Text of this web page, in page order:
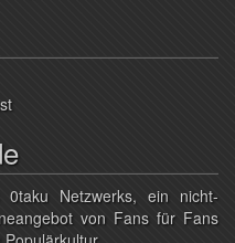
Netzwerks, ein nicht-
von Fans für Fans